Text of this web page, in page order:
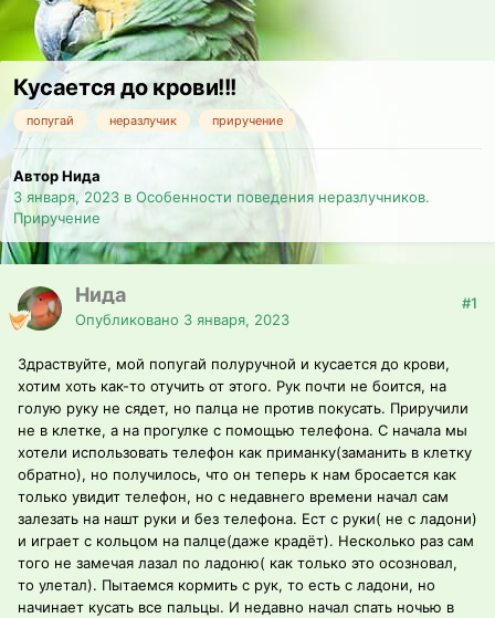
Кусается до крови!!!
попугай неразлучик приручение
Автор Нида
3 января, 2023 в Особенности поведения неразлучников.
Приручение
Нида
Опубликовано 3 января, 2023
#1
Здраствуйте, мой попугай полуручной и кусается до крови,
хотим хоть как-то отучить от этого. Рук почти не боится, на
голую руку не сядет, но палца не против покусать. Приручили
не в клетке, а на прогулке с помощью телефона. С начала мы
хотели использовать телефон как приманку(заманить в клетку
обратно), но получилось, что он теперь к нам бросается как
только увидит телефон, но с недавнего времени начал сам
залезать на нашт руки и без телефона. Ест с руки( не с ладони)
и играет с кольцом на палце(даже крадёт). Несколько раз сам
того не замечая лазал по ладоню( как только это осозновал,
то улетал). Пытаемся кормить с рук, то есть с ладони, но
начинает кусать все пальцы. И недавно начал спать ночью в